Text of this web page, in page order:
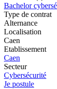
Bachelor
Type de contrat
Alternance
Localisation
Caen
Etablissement
Caen
Secteur
Cybersécurité
Je postule